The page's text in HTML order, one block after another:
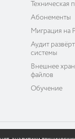
Техническая
Абонементы
Миграция на
Аудит
системы
Внешнее
файлов
Обучение